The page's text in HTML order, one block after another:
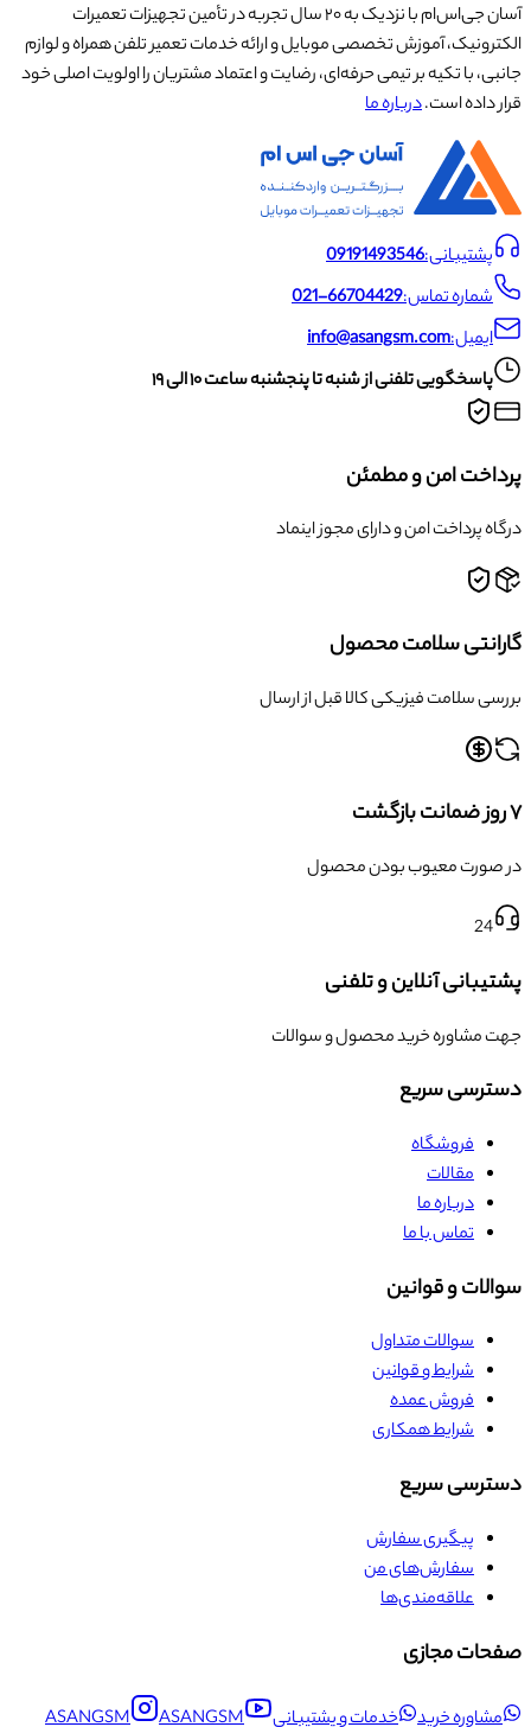
آسان جی‌اس‌ام با نزدیک به ۲۰ سال تجربه در تأمین تجهیزات تعمیرات
الکترونیک، آموزش تخصصی موبایل و ارائه خدمات تعمیر تلفن همراه و لوازم
جانبی، با تکیه بر تیمی حرفه‌ای، رضایت و اعتماد مشتریان را اولویت اصلی خود
قرار داده است.درباره ما
پشتیبانی:09191493546
شماره تماس:021-66704429
ایمیل:info@asangsm.com
پاسخگویی تلفنی از شنبه تا پنجشنبه ساعت ۱۰ الی ۱۹
پرداخت امن و مطمئن
درگاه پرداخت امن و دارای مجوز اینماد
گارانتی سلامت محصول
بررسی سلامت فیزیکی کالا قبل از ارسال
۷ روز ضمانت بازگشت
در صورت معیوب بودن محصول
24
پشتیبانی آنلاین و تلفنی
جهت مشاوره خرید محصول و سوالات
دسترسی سریع
فروشگاه
مقالات
درباره ما
تماس با ما
سوالات و قوانین
سوالات متداول
شرایط و قوانین
فروش عمده
شرایط همکاری
دسترسی سریع
پیگیری سفارش
سفارش‌های من
علاقه‌مندی‌ها
صفحات مجازی
مشاوره خرید خدمات و پشتیبانی ASANGSM ASANGSM